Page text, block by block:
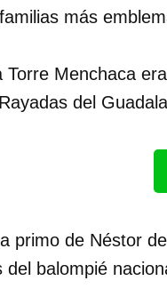
más
Torre Menchaca
del
primo de Néstor
del balompié